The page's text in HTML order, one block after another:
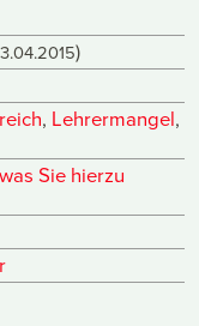
)
, Lehrermangel,
Sie hierzu